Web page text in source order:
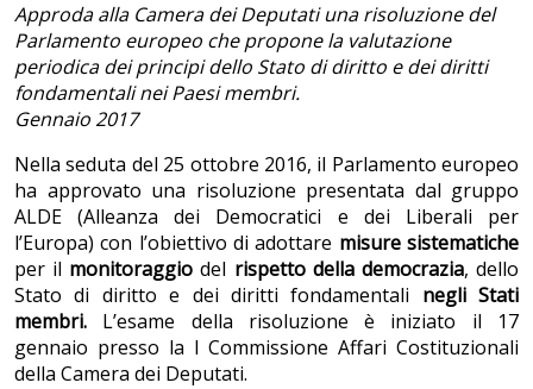
Approda alla Camera dei Deputati una risoluzione del
Parlamento europeo che propone la valutazione
periodica dei principi dello Stato di diritto e dei diritti
fondamentali nei Paesi membri.
Gennaio 2017
Nella seduta del 25 ottobre 2016, il Parlamento europeo
ha approvato una risoluzione presentata dal gruppo
ALDE (Alleanza dei Democratici e dei Liberali per
l’Europa) con l’obiettivo di adottare misure sistematiche
per il monitoraggiodel rispetto della democrazia, dello
Stato di diritto e dei diritti fondamentali negli Stati
membri. L’esame della risoluzione è iniziato il 17
gennaio presso la I Commissione Affari Costituzionali
della Camera dei Deputati.